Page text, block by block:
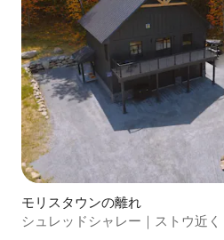
モリスタウンの離れ
シュレッドシャレー｜ストウ近く